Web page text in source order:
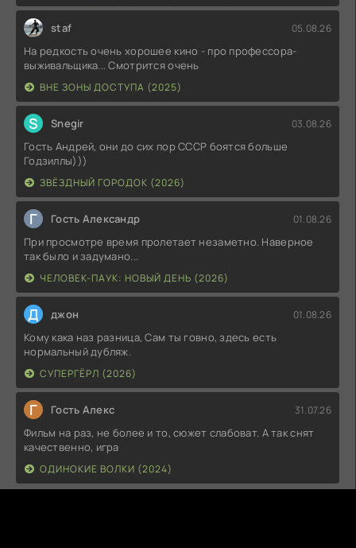
staf 05.08.26
На редкость очень хорошее кино - про профессора-
выживальщика... Смотрится очень
ВНЕ ЗОНЫ ДОСТУПА (2025)
S Snegir 03.08.26
Гость Андрей, они до сих пор СССР боятся больше
Годзиллы)))
ЗВЁЗДНЫЙ ГОРОДОК (2026)
Г Гость Александр 01.08.26
При просмотре время пролетает незаметно. Наверное
так было и задумано...
ЧЕЛОВЕК-ПАУК: НОВЫЙ ДЕНЬ (2026)
Д джон 01.08.26
Кому кака наз разница, Сам ты говно, здесь есть
нормальный дубляж.
СУПЕРГЁРЛ (2026)
Г Гость Алекс 31.07.26
Фильм на раз, не более и то, сюжет слабоват. А так снят
качественно, игра
ОДИНОКИЕ ВОЛКИ (2024)